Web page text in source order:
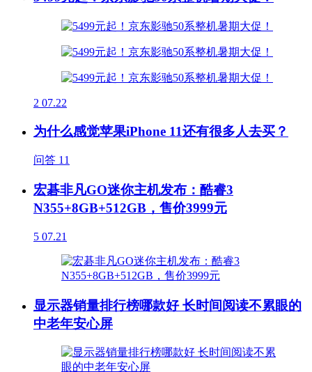
2 07.22
为什么感觉苹果iPhone 11还有很多人去买？
问答 11
宏碁非凡GO迷你主机发布：酷睿3
N355+8GB+512GB，售价3999元
5 07.21
显示器销量排行榜哪款好 长时间阅读不累眼的
中老年安心屏